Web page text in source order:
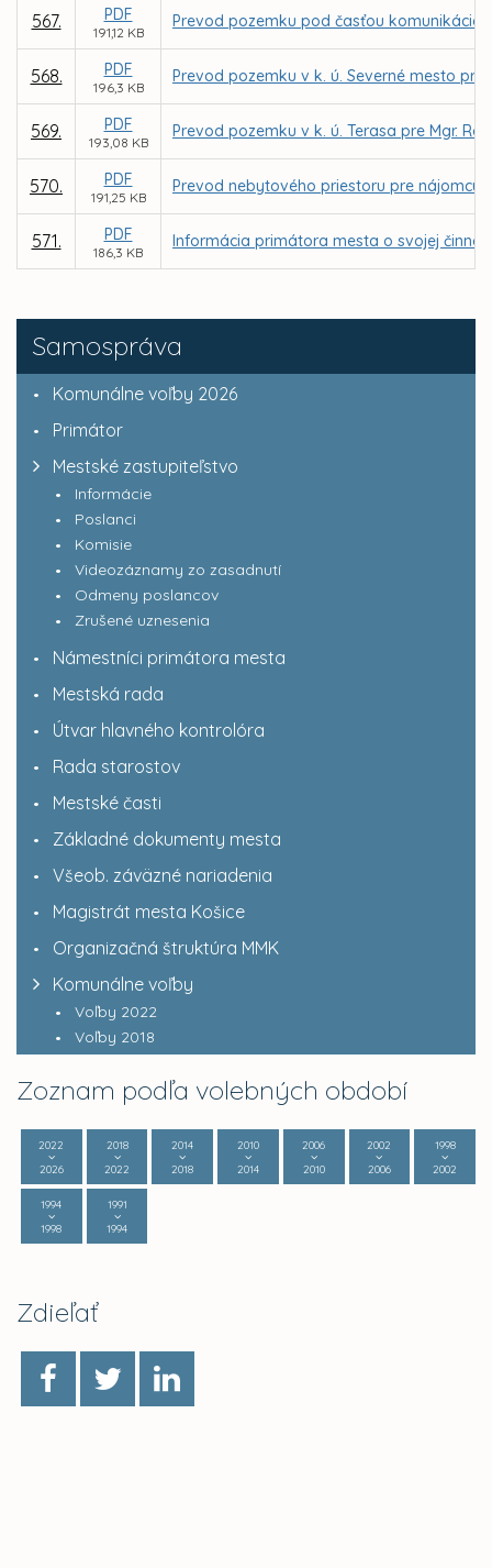
Samospráva
Komunálne voľby 2026
Primátor
Mestské zastupiteľstvo
Informácie
Poslanci
Komisie
Videozáznamy zo zasadnutí
Odmeny poslancov
Zrušené uznesenia
Námestníci primátora mesta
Mestská rada
Útvar hlavného kontrolóra
Rada starostov
Mestské časti
Základné dokumenty mesta
Všeob. záväzné nariadenia
Magistrát mesta Košice
Organizačná štruktúra MMK
Komunálne voľby
Voľby 2022
Voľby 2018
Zoznam podľa volebných období
2022
2026
2018
2022
2014
2018
2010
2014
2006
2010
2002
2006
1998
2002
1994
1998
1991
1994
Zdieľať
567. PDF
191,12 KB
Prevod pozemku pod časťou komunikácie
568. PDF
196,3 KB
Prevod pozemku v k. ú. Severné mesto
569. PDF
193,08 KB
Prevod pozemku v k. ú. Terasa pre Mgr.
570. PDF
191,25 KB
Prevod nebytového priestoru pre nájomcu
571. PDF
186,3 KB
Informácia primátora mesta o svojej